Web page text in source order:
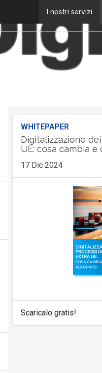
I nostri servizi
WHITEPAPER
Digitalizzazione
UE: cosa cambia e
17 Dic 2024
Scaricalo gratis!